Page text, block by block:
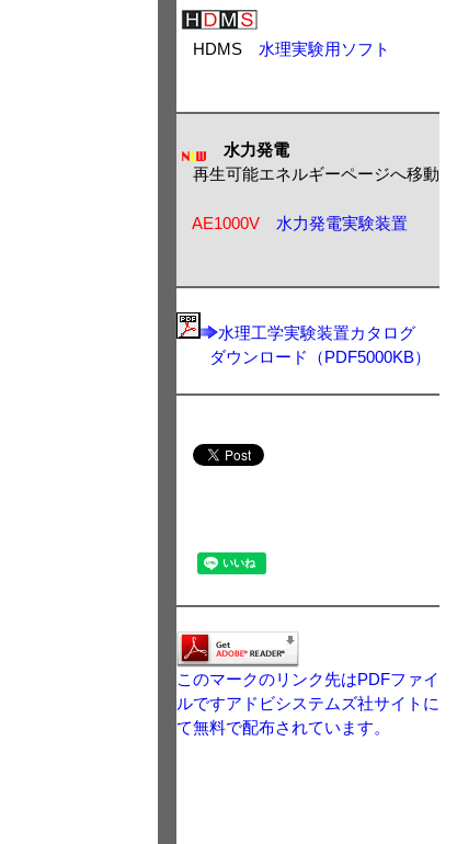
HDMS 水理実験用ソフト
水力発電
再生可能エネルギーページへ移動
AE1000V水力発電実験装置
水理工学実験装置カタログ
ダウンロード（PDF5000KB）
このマークのリンク先はPDFファイ
ルですアドビシステムズ社サイトに
て無料で配布されています。